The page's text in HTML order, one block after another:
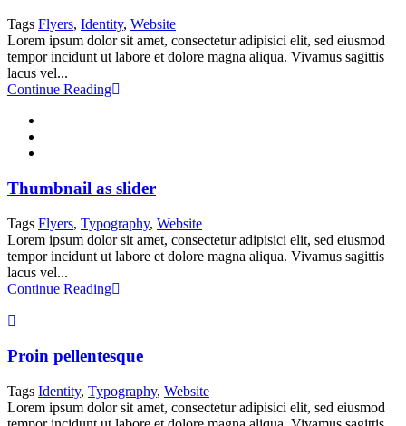
Tags Flyers, Identity, Website
Lorem ipsum dolor sit amet, consectetur adipisici elit, sed eiusmod
tempor incidunt ut labore et dolore magna aliqua. Vivamus sagittis
lacus vel...
Continue Reading
Thumbnail as slider
Tags Flyers, Typography, Website
Lorem ipsum dolor sit amet, consectetur adipisici elit, sed eiusmod
tempor incidunt ut labore et dolore magna aliqua. Vivamus sagittis
lacus vel...
Continue Reading
Proin pellentesque
Tags Identity, Typography, Website
Lorem ipsum dolor sit amet, consectetur adipisici elit, sed eiusmod